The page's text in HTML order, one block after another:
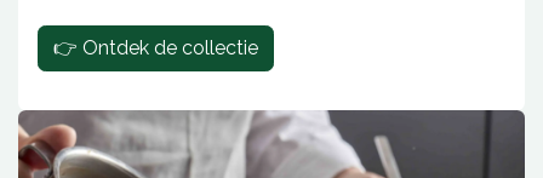
👉 Ontdek de collectie